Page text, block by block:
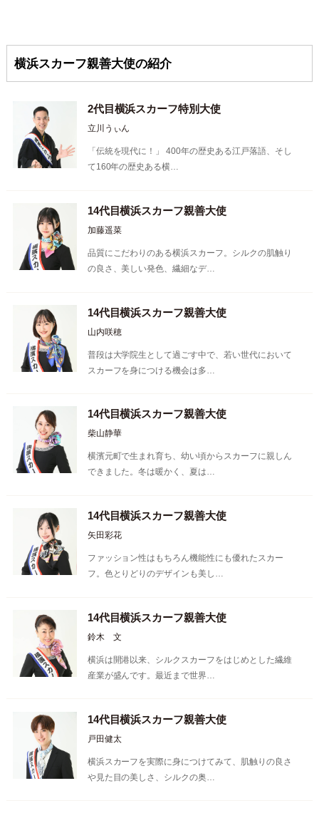
横浜スカーフ親善大使の紹介
2代目横浜スカーフ特別大使
立川うぃん
「伝統を現代に！」 400年の歴史ある江戸落語、そし
て160年の歴史ある横…
14代目横浜スカーフ親善大使
加藤遥菜
品質にこだわりのある横浜スカーフ。シルクの肌触り
の良さ、美しい発色、繊細なデ…
14代目横浜スカーフ親善大使
山内咲穂
普段は大学院生として過ごす中で、若い世代において
スカーフを身につける機会は多…
14代目横浜スカーフ親善大使
柴山静華
横濱元町で生まれ育ち、幼い頃からスカーフに親しん
できました。冬は暖かく、夏は…
14代目横浜スカーフ親善大使
矢田彩花
ファッション性はもちろん機能性にも優れたスカー
フ。色とりどりのデザインも美し…
14代目横浜スカーフ親善大使
鈴木 文
横浜は開港以来、シルクスカーフをはじめとした繊維
産業が盛んです。最近まで世界…
14代目横浜スカーフ親善大使
戸田健太
横浜スカーフを実際に身につけてみて、肌触りの良さ
や見た目の美しさ、シルクの奥…